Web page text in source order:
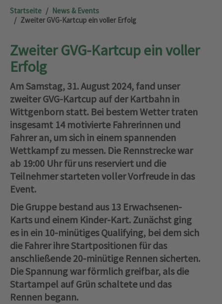
Startseite
News & Events
Zweiter GVG-Kartcup ein voller Erfolg
Zweiter GVG-Kartcup ein voller
Erfolg
Am Samstag, 31. August 2024, fand unser
zweiter GVG-Kartcup auf der Kartbahn in
Wittgenborn statt. Bei bestem Wetter traten
insgesamt 14 motivierte Fahrerinnen und
Fahrer an, um sich in einem spannenden
Wettkampf zu messen. Die Rennstrecke war
ab 19:00 Uhr für uns reserviert und die
Teilnehmer starteten voller Vorfreude in das
Event.
Die Gruppe bestand aus 13 Erwachsenen-
Karts und einem Kinder-Kart. Zunächst ging
es in ein 10-minütiges Qualifying, bei dem sich
die Fahrer ihre Startpositionen für das
anschließende 20-minütige Rennen sicherten.
Die Spannung war förmlich greifbar, als die
Startampel auf Grün schaltete und das
Rennen begann.